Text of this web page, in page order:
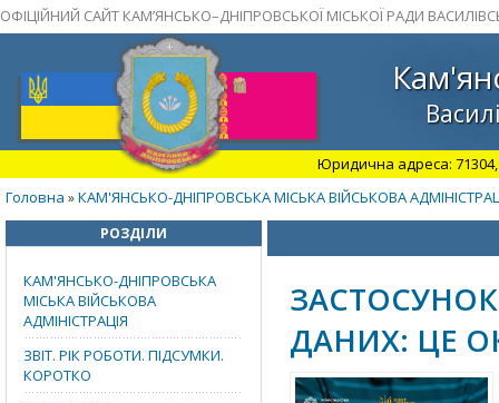
ОФІЦІЙНИЙ САЙТ КАМ’ЯНСЬКО–ДНІПРОВСЬКОЇ МІСЬКОЇ РАДИ
Юридична адреса: 71304,
Головна »КАМ'ЯНСЬКО-ДНІПРОВСЬКА МІСЬКА ВІЙСЬКОВА
РОЗДІЛИ
КАМ'ЯНСЬКО-ДНІПРОВСЬКА
МІСЬКА ВІЙСЬКОВА
АДМІНІСТРАЦІЯ
ЗВІТ. РІК РОБОТИ. ПІДСУМКИ.
КОРОТКО
ДАНИХ: ЦЕ